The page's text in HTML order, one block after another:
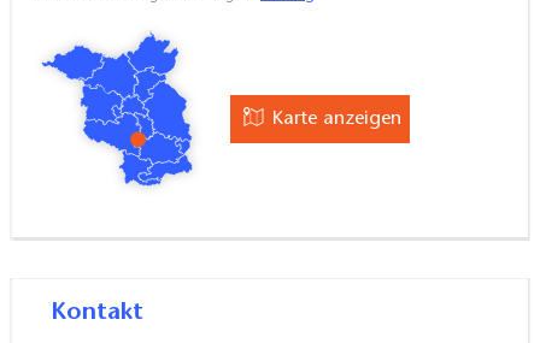
Karte anzeigen
Kontakt